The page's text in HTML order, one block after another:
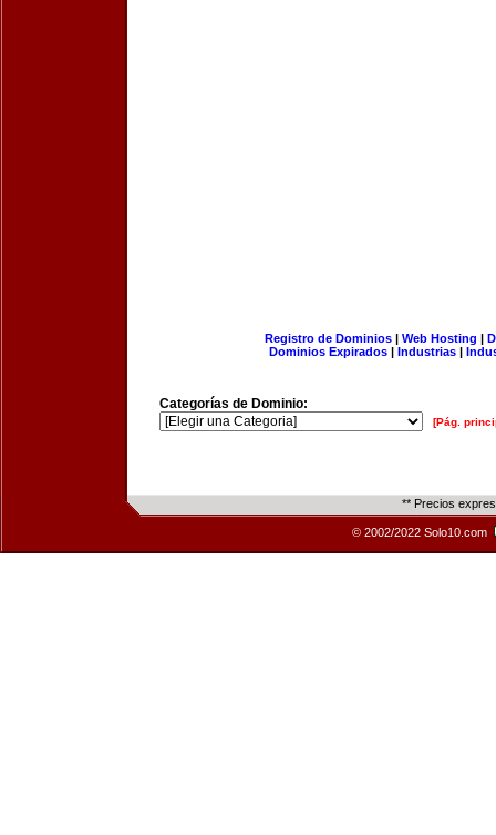
Registro de Dominios| Web Hosting |
Dominios Expirados | Industrias |
Categorías de Dominio:
[Pág.
** Precios
© 2002/2022 Solo10.com